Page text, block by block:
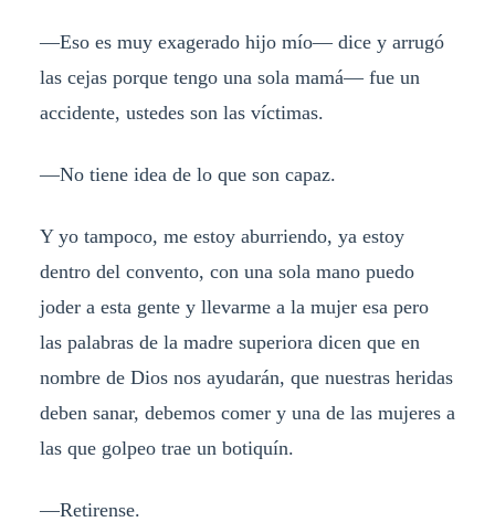
—Eso es muy exagerado hijo mío— dice y arrugó
las cejas porque tengo una sola mamá— fue un
accidente, ustedes son las víctimas.
—No tiene idea de lo que son capaz.
Y yo tampoco, me estoy aburriendo, ya estoy
dentro del convento, con una sola mano puedo
joder a esta gente y llevarme a la mujer esa pero
las palabras de la madre superiora dicen que en
nombre de Dios nos ayudarán, que nuestras heridas
deben sanar, debemos comer y una de las mujeres a
las que golpeo trae un botiquín.
—Retirense.